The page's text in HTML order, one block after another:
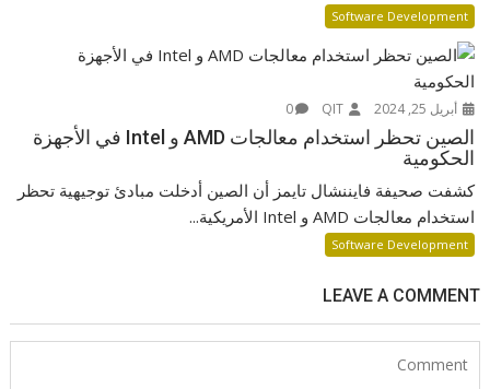
Software Development
أبريل 25, 2024 QIT
0
الصين تحظر استخدام معالجات AMD و Intel في الأجهزة
الحكومية
كشفت صحيفة فايننشال تايمز أن الصين أدخلت مبادئ توجيهية تحظر
استخدام معالجات AMD و Intel الأمريكية...
Software Development
LEAVE A COMMENT